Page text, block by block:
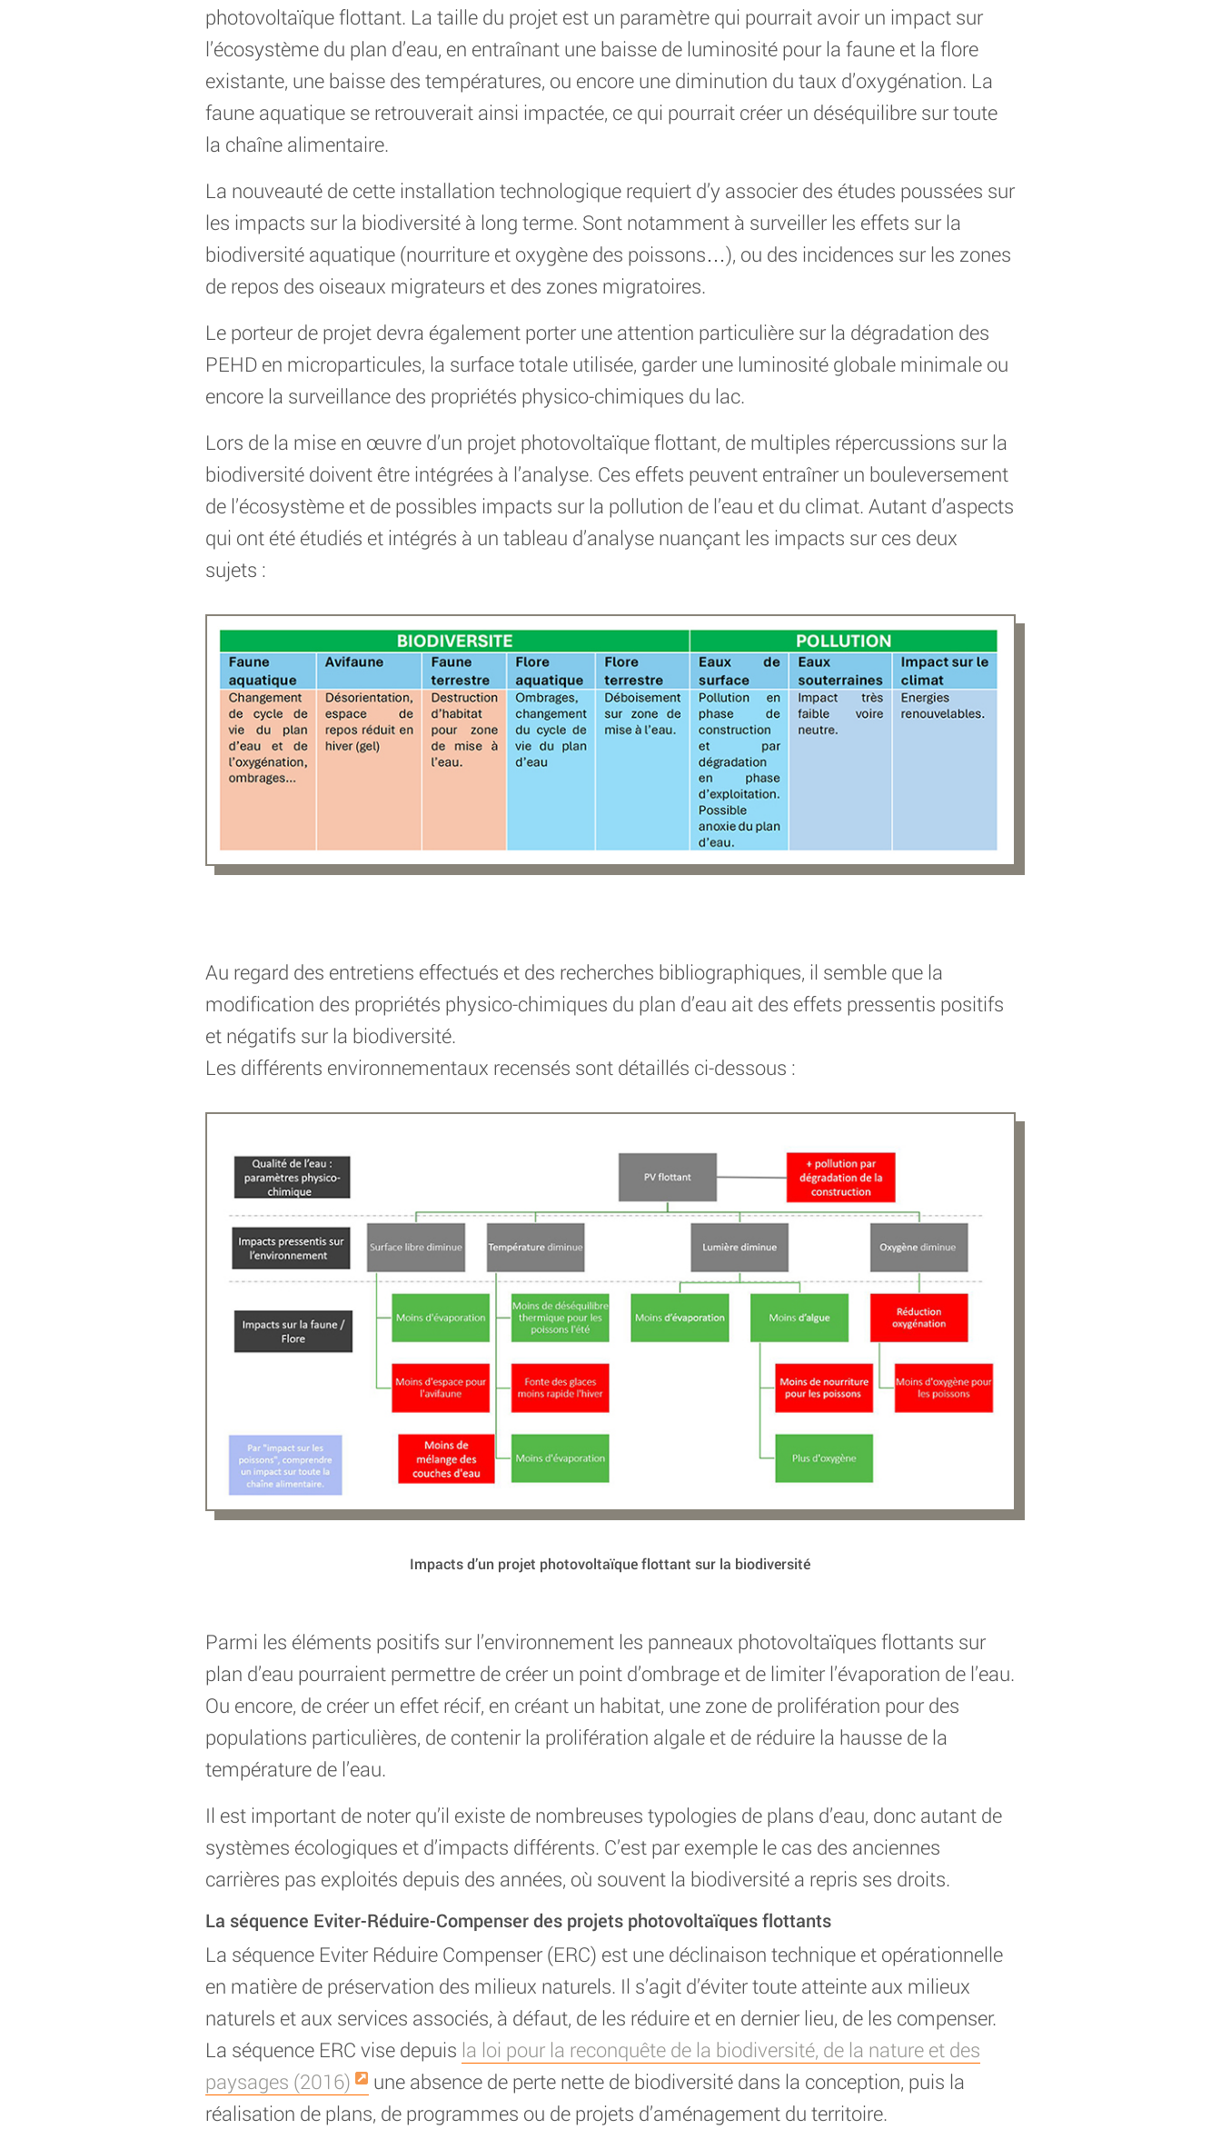
photovoltaïque flottant. La taille du projet est un paramètre qui pourrait avoir un impact sur
l’écosystème du plan d’eau, en entraînant une baisse de luminosité pour la faune et la flore
existante, une baisse des températures, ou encore une diminution du taux d’oxygénation. La
faune aquatique se retrouverait ainsi impactée, ce qui pourrait créer un déséquilibre sur toute
la chaîne alimentaire.
La nouveauté de cette installation technologique requiert d’y associer des études poussées sur
les impacts sur la biodiversité à long terme. Sont notamment à surveiller les effets sur la
biodiversité aquatique (nourriture et oxygène des poissons…), ou des incidences sur les zones
de repos des oiseaux migrateurs et des zones migratoires.
Le porteur de projet devra également porter une attention particulière sur la dégradation des
PEHD en microparticules, la surface totale utilisée, garder une luminosité globale minimale ou
encore la surveillance des propriétés physico-chimiques du lac.
Lors de la mise en œuvre d’un projet photovoltaïque flottant, de multiples répercussions sur la
biodiversité doivent être intégrées à l’analyse. Ces effets peuvent entraîner un bouleversement
de l’écosystème et de possibles impacts sur la pollution de l’eau et du climat. Autant d’aspects
qui ont été étudiés et intégrés à un tableau d’analyse nuançant les impacts sur ces deux
sujets :
Au regard des entretiens effectués et des recherches bibliographiques, il semble que la
modification des propriétés physico-chimiques du plan d’eau ait des effets pressentis positifs
et négatifs sur la biodiversité.
Les différents environnementaux recensés sont détaillés ci-dessous :
Impacts d’un projet photovoltaïque flottant sur la biodiversité
Parmi les éléments positifs sur l’environnement les panneaux photovoltaïques flottants sur
plan d’eau pourraient permettre de créer un point d’ombrage et de limiter l’évaporation de l’eau.
Ou encore, de créer un effet récif, en créant un habitat, une zone de prolifération pour des
populations particulières, de contenir la prolifération algale et de réduire la hausse de la
température de l’eau.
Il est important de noter qu’il existe de nombreuses typologies de plans d’eau, donc autant de
systèmes écologiques et d’impacts différents. C’est par exemple le cas des anciennes
carrières pas exploités depuis des années, où souvent la biodiversité a repris ses droits.
La séquence Eviter-Réduire-Compenser des projets photovoltaïques flottants
La séquence Eviter Réduire Compenser (ERC) est une déclinaison technique et opérationnelle
en matière de préservation des milieux naturels. Il s’agit d’éviter toute atteinte aux milieux
naturels et aux services associés, à défaut, de les réduire et en dernier lieu, de les compenser.
La séquence ERC vise depuis la loi pour la reconquête de la biodiversité, de la nature et des
paysages (2016)
une absence de perte nette de biodiversité dans la conception, puis la
réalisation de plans, de programmes ou de projets d’aménagement du territoire.